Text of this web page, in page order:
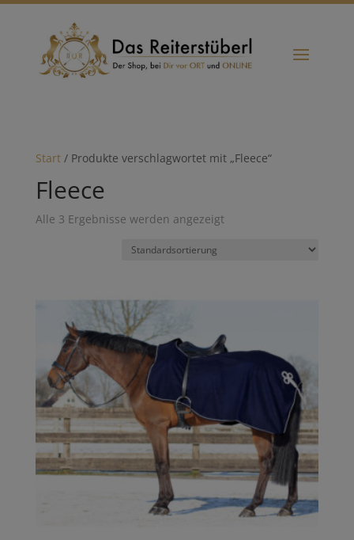
Start/ Produkte verschlagwortet mit „Fleece“
Fleece
Alle 3 Ergebnisse werden angezeigt